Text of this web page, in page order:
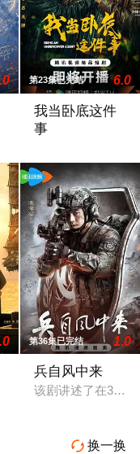
生肖”离奇流血炸裂
的夏天 / 当你耀眼时
第23集已完结 6.0
我当卧底这件
事
二人共感相连，一同
第36集已完结 1.0
兵自风中来
该剧讲述了在396
 换一换